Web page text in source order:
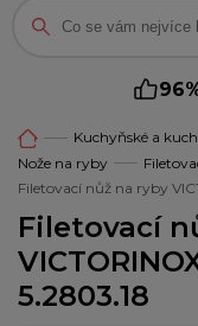
Kuchyňské a
Nože na ryby
Filetovací nůž na ryby
Filetovací
5.2803.18